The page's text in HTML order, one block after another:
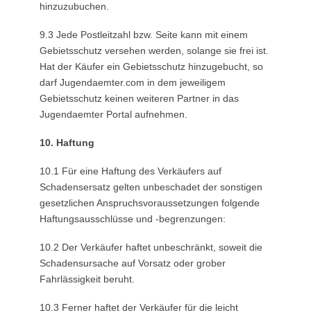
hinzuzubuchen.
9.3 Jede Postleitzahl bzw. Seite kann mit einem
Gebietsschutz versehen werden, solange sie frei ist.
Hat der Käufer ein Gebietsschutz hinzugebucht, so
darf Jugendaemter.com in dem jeweiligem
Gebietsschutz keinen weiteren Partner in das
Jugendaemter Portal aufnehmen.
10. Haftung
10.1 Für eine Haftung des Verkäufers auf
Schadensersatz gelten unbeschadet der sonstigen
gesetzlichen Anspruchsvoraussetzungen folgende
Haftungsausschlüsse und -begrenzungen:
10.2 Der Verkäufer haftet unbeschränkt, soweit die
Schadensursache auf Vorsatz oder grober
Fahrlässigkeit beruht.
10.3 Ferner haftet der Verkäufer für die leicht